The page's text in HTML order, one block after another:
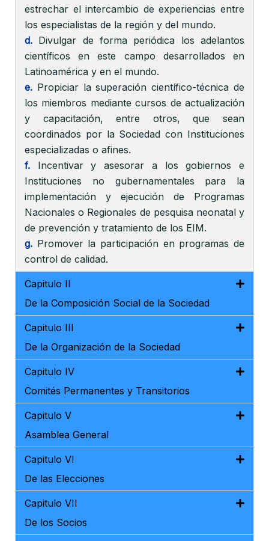
estrechar el intercambio de experiencias entre
los especialistas de la región y del mundo.
d. Divulgar de forma periódica los adelantos
científicos en este campo desarrollados en
Latinoamérica y en el mundo.
e. Propiciar la superación científico-técnica de
los miembros mediante cursos de actualización
y capacitación, entre otros, que sean
coordinados por la Sociedad con Instituciones
especializadas o afines.
f. Incentivar y asesorar a los gobiernos e
Instituciones no gubernamentales para la
implementación y ejecución de Programas
Nacionales o Regionales de pesquisa neonatal y
de prevención y tratamiento de los EIM.
g. Promover la participación en programas de
control de calidad.
Capitulo II
De la Composición Social de la Sociedad
Capitulo III
De la Organización de la Sociedad
Capitulo IV
Comités Permanentes y Transitorios
Capitulo V
Asamblea General
Capitulo VI
De las Elecciones
Capitulo VII
De los Socios